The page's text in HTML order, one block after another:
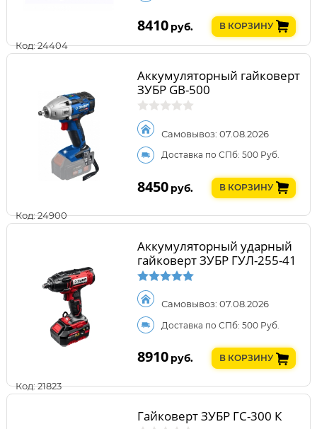
Код: 24404
8410 руб. В КОРЗИНУ
Код: 24900
Аккумуляторный гайковерт
ЗУБР GB-500
Самовывоз: 07.08.2026
Доставка по СПб: 500 Руб.
8450 руб. В КОРЗИНУ
Код: 21823
Аккумуляторный ударный
гайковерт ЗУБР ГУЛ-255-41
Самовывоз: 07.08.2026
Доставка по СПб: 500 Руб.
8910 руб. В КОРЗИНУ
Гайковерт ЗУБР ГС-300 К